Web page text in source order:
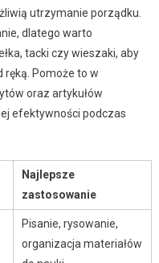
utrzymanie porządku.
dlatego warto
tacki czy wieszaki, aby
ręką. Pomoże to w
oraz artykułów
efektywności podczas
Najlepsze
zastosowanie
Pisanie, rysowanie,
organizacja materiałów